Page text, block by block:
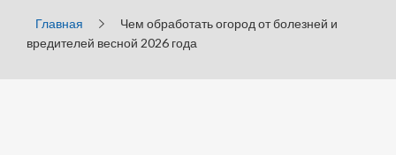
Главная
Чем обработать огород от болезней и
вредителей весной 2026 года